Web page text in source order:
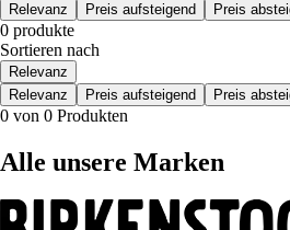
Relevanz
Preis aufsteigend Preis
0 produkte
Sortieren nach
Relevanz
Relevanz
Preis aufsteigend Preis
0 von 0 Produkten
Alle unsere Marken